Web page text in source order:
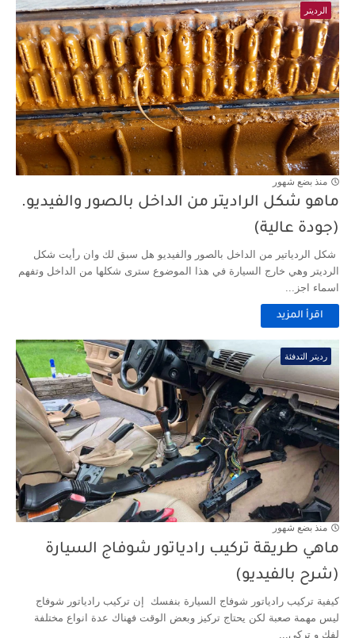
الرديتر
منذ بضع شهور
ماهو شكل الراديتر من الداخل بالصور والفيديو.
(جودة عالية)
شكل الردياتير من الداخل بالصور والفيديو هل سبق لك وان رأيت شكل
الرديتر وهي خارج السيارة في هذا الموضوع سترى شكلها من الداخل وتفهم
اسماء اجز...
اقرأ المزيد
رديتر التدفئة
منذ بضع شهور
ماهي طريقة تركيب رادياتور شوفاج السيارة
(شرح بالفيديو)
كيفية تركيب رادياتور شوفاج السيارة بنفسك إن تركيب رادياتور شوفاج
ليس مهمة صعبة لكن يحتاج تركيز وبعض الوقت فهناك عدة انواع مختلفة
لفك و تركي...